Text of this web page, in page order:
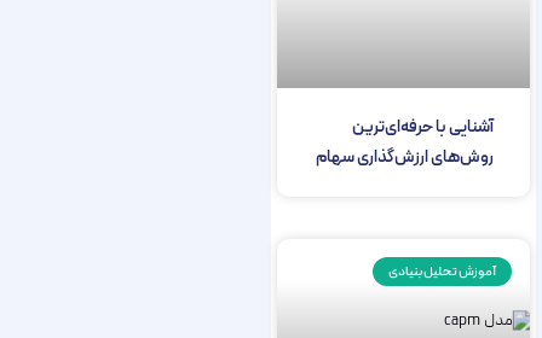
آشنایی با حرفه‌ای‌ترین
روش‌های ارزش‌گذاری سهام
آموزش تحلیل بنیادی